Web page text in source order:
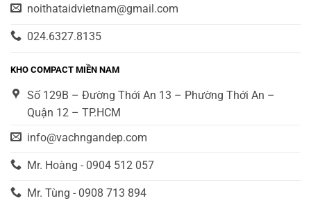
noithataidvietnam@gmail.com
024.6327.8135
KHO COMPACT MIỀN NAM
Số 129B – Đường Thới An 13 – Phường Thới An –
Quận 12 – TP.HCM
info@vachngandep.com
Mr. Hoàng - 0904 512 057
Mr. Tùng - 0908 713 894